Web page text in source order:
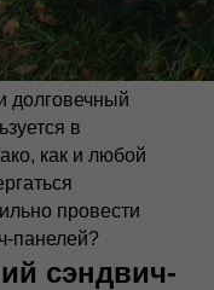
долговечный
в
как и любой
провести
панелей?
сэндвич-